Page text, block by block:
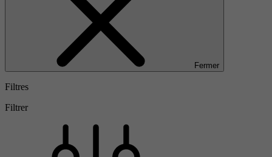
Fermer
Filtres
Filtrer